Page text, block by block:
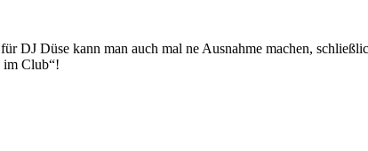
DJ Düse kann man auch mal ne Ausnahme machen,
im Club“!